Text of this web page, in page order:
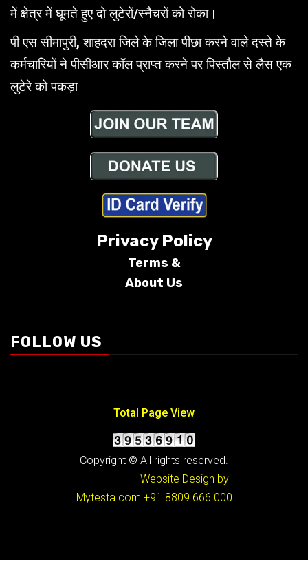
में क्षेत्र में घूमते हुए दो लुटेरों/स्नैचरों को रोका।
पी एस सीमापुरी, शाहदरा जिले के जिला पीछा करने वाले दस्ते के
कर्मचारियों ने पीसीआर कॉल प्राप्त करने पर पिस्तौल से लैस एक
लुटेरे को पकड़ा
Privacy Policy
Terms &
About Us
FOLLOW US
Total Page View
Copyright © All rights reserved.
Website Design by
Mytesta.com +91 8809 666 000